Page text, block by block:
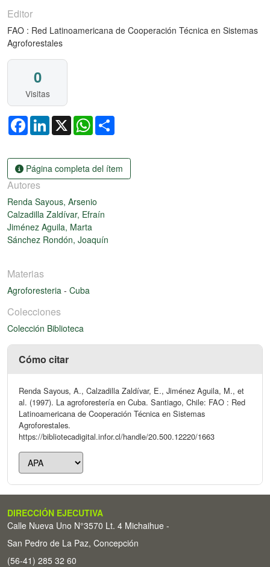
Editor
FAO : Red Latinoamericana de Cooperación Técnica en Sistemas
Agroforestales
0
Visitas
FacebookLinkedIn
X WhatsApp
Página completa del ítem
Autores
Renda Sayous, Arsenio
Calzadilla Zaldívar, Efraín
Jiménez Aguila, Marta
Sánchez Rondón, Joaquín
Materias
Agroforesteria - Cuba
Colecciones
Colección Biblioteca
Cómo citar
Renda Sayous, A., Calzadilla Zaldívar, E., Jiménez Aguila, M., et
al. (1997). La agroforestería en Cuba. Santiago, Chile: FAO : Red
Latinoamericana de Cooperación Técnica en Sistemas
Agroforestales.
https://bibliotecadigital.infor.cl/handle/20.500.12220/1663
DIRECCIÓN EJECUTIVA
Calle Nueva Uno N°3570 Lt. 4 Michaihue -
San Pedro de La Paz, Concepción
(56-41) 285 32 60